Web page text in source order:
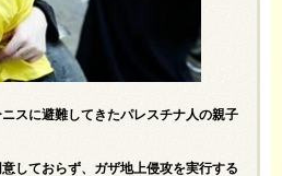
スに避難してきたパレスチナ人の親子
しておらず、ガザ地上侵攻を実行する